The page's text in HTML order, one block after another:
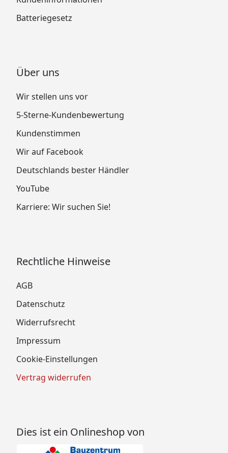
Batteriegesetz
Über uns
Wir stellen uns vor
5-Sterne-Kundenbewertung
Kundenstimmen
Wir auf Facebook
Deutschlands bester Händler
YouTube
Karriere: Wir suchen Sie!
Rechtliche Hinweise
AGB
Datenschutz
Widerrufsrecht
Impressum
Cookie-Einstellungen
Vertrag widerrufen
Dies ist ein Onlineshop von